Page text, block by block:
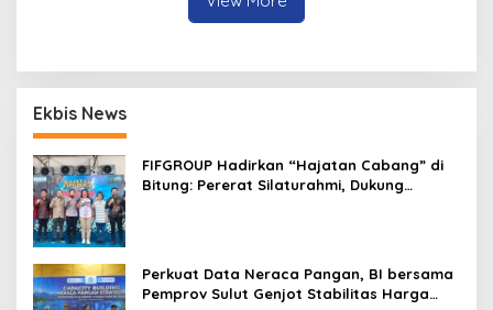
Ekbis News
FIFGROUP Hadirkan “Hajatan Cabang” di
Bitung: Pererat Silaturahmi, Dukung
Perkuat Data Neraca Pangan, BI bersama
Pemprov Sulut Genjot Stabilitas Harga